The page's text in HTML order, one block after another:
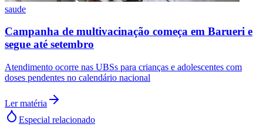
saude
Campanha de multivacinação começa em Barueri e
segue até setembro
Atendimento ocorre nas UBSs para crianças e adolescentes com
doses pendentes no calendário nacional
Ler matéria
Especial relacionado